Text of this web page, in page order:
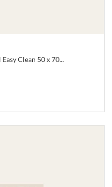
Clean 50 x 70...